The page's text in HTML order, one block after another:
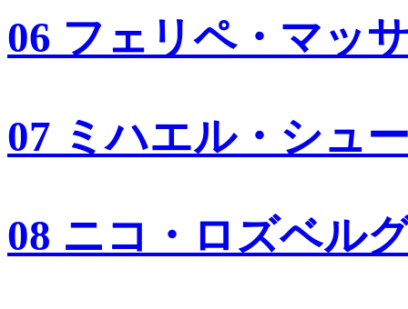
06 フェリペ・マッ
07 ミハエル・シュ
08 ニコ・ロズベル